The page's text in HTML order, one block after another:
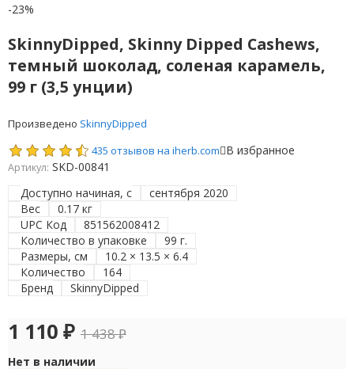
-23%
SkinnyDipped, Skinny Dipped Cashews,
темный шоколад, соленая карамель,
99 г (3,5 унции)
Произведено SkinnyDipped
435 отзывов на iherb.com В избранное
Артикул: SKD-00841
Доступно начиная, с
сентября 2020
Вес
0.17 кг
UPC Код
851562008412
Количество в упаковке
99 г.
Размеры, см
10.2 × 13.5 × 6.4
Количество
164
Бренд
SkinnyDipped
1 110 ₽ 1 438₽
Нет в наличии